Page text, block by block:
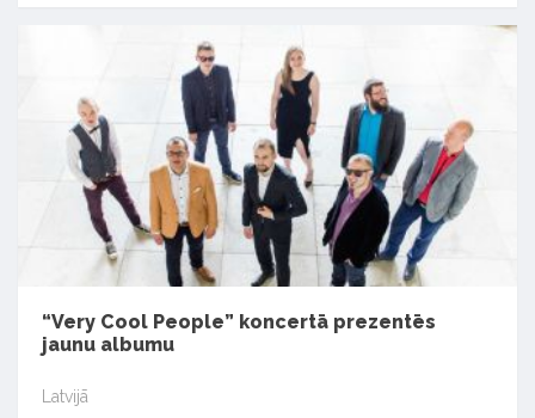
“Very Cool People” koncertā prezentēs
jaunu albumu
Latvijā